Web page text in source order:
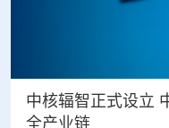
中核辐智正式设立
全产业链